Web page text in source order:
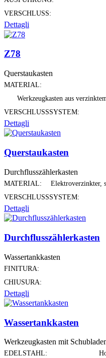
VERSCHLUSS:
Dettagli
Z78
Querstaukasten
MATERIAL:
Werkzeugkasten aus
VERSCHLUSSSYSTEM:
Dettagli
Querstaukasten
Durchflusszählerkasten
MATERIAL:
Elektroverzinkter,
VERSCHLUSSSYSTEM:
Dettagli
Durchflusszählerkasten
Wassertankkasten
FINITURA:
CHIUSURA:
Dettagli
Wassertankkasten
Werkzeugkasten mit
EDELSTAHL: